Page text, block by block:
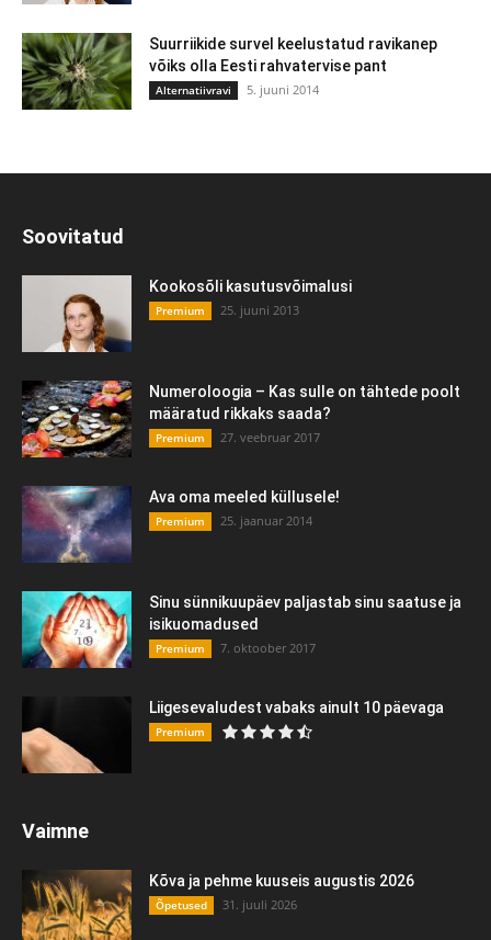
Suurriikide survel keelustatud ravikanep
võiks olla Eesti rahvatervise pant
Alternatiivravi 5. juuni 2014
Soovitatud
Kookosõli kasutusvõimalusi
Premium 25. juuni 2013
Numeroloogia – Kas sulle on tähtede poolt
määratud rikkaks saada?
Premium 27. veebruar 2017
Ava oma meeled küllusele!
Premium 25. jaanuar 2014
Sinu sünnikuupäev paljastab sinu saatuse ja
isikuomadused
Premium 7. oktoober 2017
Liigesevaludest vabaks ainult 10 päevaga
Premium
Vaimne
Kõva ja pehme kuuseis augustis 2026
Õpetused 31. juuli 2026